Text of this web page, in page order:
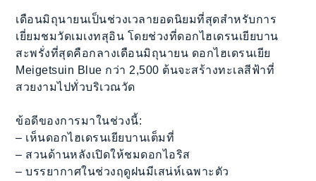
เดือนมิถุนายนเป็นช่วงเวลายอดนิยมที่สุดสำหรับการ
เยี่ยมชมวัดเมเงทสุอิน โดยช่วงที่ดอกไฮเดรนเยียบาน
สะพรั่งที่สุดคือกลางเดือนมิถุนายน ดอกไฮเดรนเยีย
Meigetsuin Blue กว่า 2,500 ต้นจะสร้างทะเลสีฟ้าที่
สวยงามไปทั่วบริเวณวัด
ข้อดีของการมาในช่วงนี้:
– เห็นดอกไฮเดรนเยียบานเต็มที่
– สวนด้านหลังเปิดให้ชมดอกไอริส
– บรรยากาศในช่วงฤดูฝนมีเสน่ห์เฉพาะตัว